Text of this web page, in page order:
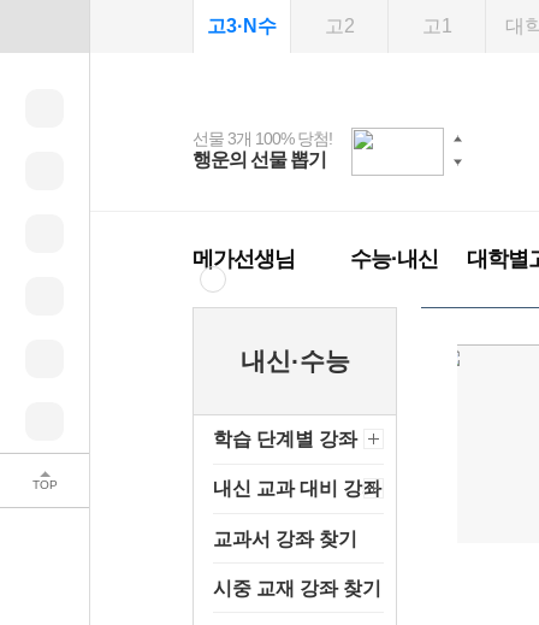
TOP
고3·N수 고2 고1 대
선물 3개 100% 당첨!
행운의 선물 뽑기
선물 100% 증정!
메가스터디 X 올리
여름방학 스터디 캐시
백
2027 러셀 단과
강사 공개선발
스마트러닝앱
설문 EVENT
메가패스
3일 무료 체험권
메가패스 수강생 무료
혜택!
사회공헌 캠페인
희망이룸 메가나눔
메가선생님 수능·내신 대학별
내신·수능
학습 단계별 강좌
내신 교과 대비 강좌
교과서 강좌 찾기
시중 교재 강좌 찾기